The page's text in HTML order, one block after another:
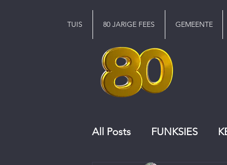
TUIS 80 JARIGE FEES GEMEENTE
All Posts FUNKSIES